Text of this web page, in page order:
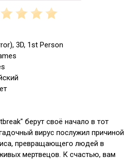
3D, 1st Person
берут своё начало в тот
вирус послужил причиной
превращающего людей в
мертвецов. К счастью, вам